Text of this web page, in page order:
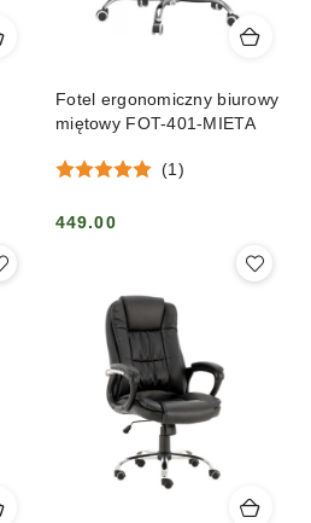
Fotel ergonomiczny biurowy
miętowy FOT-401-MIETA
(1)
449.00